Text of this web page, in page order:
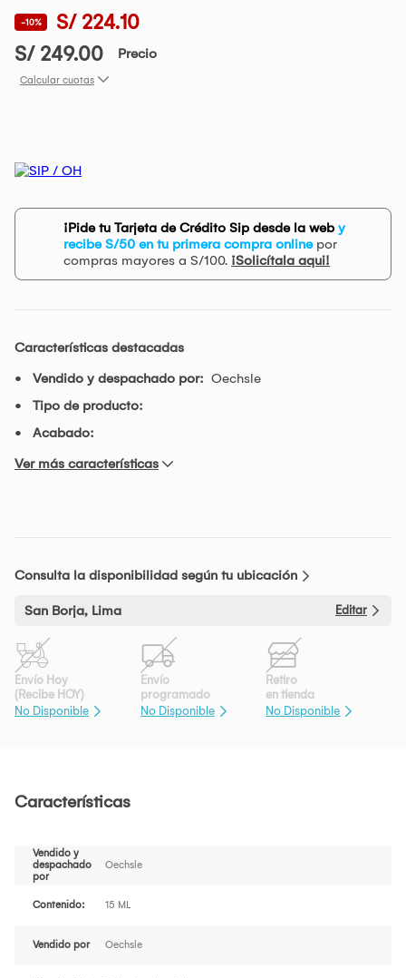
-10%
S/ 224.10
S/ 249.00
Precio
Calcular cuotas
¡Pide tu Tarjeta de Crédito Sip desde la web y
recibe S/50 en tu primera compra onlinepor
compras mayores a S/100. ¡Solicítala aqui!
Características destacadas
Vendido y despachado por: Oechsle
Tipo de producto:
Acabado:
Ver más características
Consulta la disponibilidad según tu ubicación
San Borja, Lima Editar
Envío Hoy
(Recibe HOY)
No Disponible
Envío
programado
No Disponible
Retiro
en tienda
No Disponible
Características
Vendido y
despachado
por
Oechsle
Contenido: 15 ML
Vendido por Oechsle